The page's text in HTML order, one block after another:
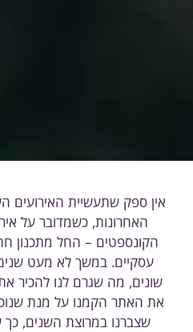
אין ספק שתעשיית האירועים
האחרונות, כשמדובר על
הקונספטים – החל מתכנון
עסקיים. במשך לא מעט שנים,
שונים, מה שגרם לנו להכיר את
את האתר הקמנו על מנת שנוכל
שצברנו במרוצת השנים, כך